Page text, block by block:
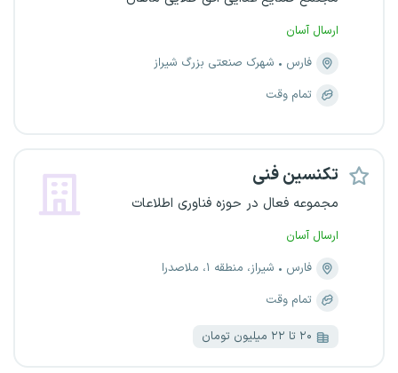
ارسال آسان
فارس
شهرک صنعتی بزرگ شیراز
تمام وقت
تکنسین فنی
مجموعه فعال در حوزه فناوری اطلاعات
ارسال آسان
فارس
شیراز، منطقه ۱، ملاصدرا
تمام وقت
۲۰ تا ۲۲ میلیون تومان